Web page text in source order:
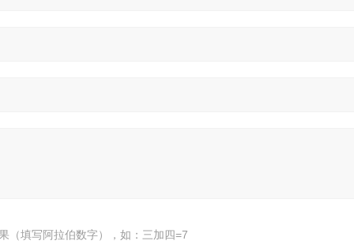
（填写阿拉伯数字），如：三加四=7